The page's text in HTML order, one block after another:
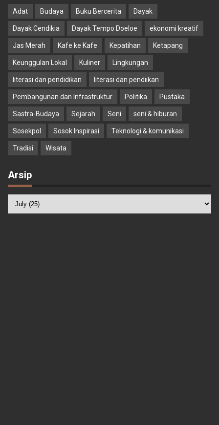
Adat Budaya Buku Bercerita Dayak
Dayak Cendikia Dayak Tempo Doeloe ekonomi kreatif
Jas Merah Kafe ke Kafe Kepatihan Ketapang
Keunggulan Lokal Kuliner Lingkungan
literasi dan pendidikan literasi dan pendiikan
Pembangunan dan Infrastruktur Politika Pustaka
Sastra-Budaya Sejarah Seni seni & hiburan
Sosekpol Sosok Inspirasi Teknologi & komunikasi
Tradisi Wisata
Arsip